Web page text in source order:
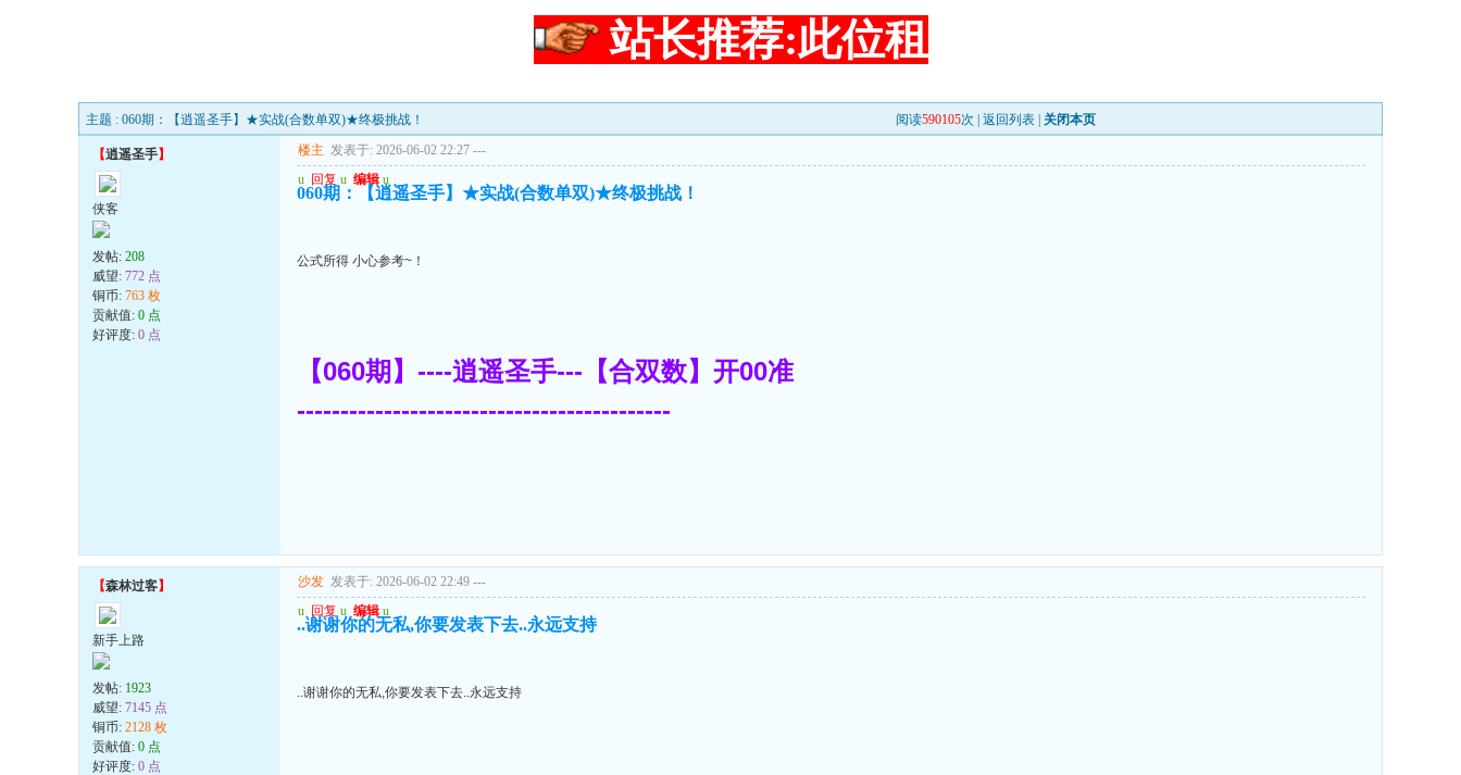
站长推荐:此位租
主题 : 060期：【逍遥圣手】★实战(合数单双)★终极挑战！ 阅读590105次 | 返回列表 关闭本页
【逍遥圣手】
侠客
发帖: 208
威望: 772 点
铜币: 763 枚
贡献值: 0 点
好评度: 0 点
楼主 发表于: 2026-06-02 22:27 ---
u 回复 u 编辑 u
060期：【逍遥圣手】★实战(合数单双)★终极挑战！
公式所得 小心参考~！
【060期】----逍遥圣手---【合双数】开00准
-------------------------------------------
【森林过客】
新手上路
发帖: 1923
威望: 7145 点
铜币: 2128 枚
贡献值: 0 点
好评度: 0 点
沙发 发表于: 2026-06-02 22:49 ---
u 回复 u 编辑 u
..谢谢你的无私,你要发表下去..永远支持
..谢谢你的无私,你要发表下去..永远支持